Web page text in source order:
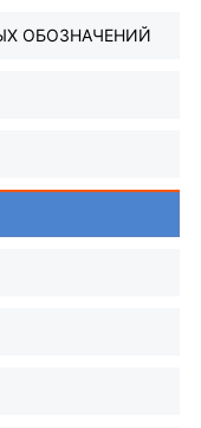
ОБОЗНАЧЕНИЙ